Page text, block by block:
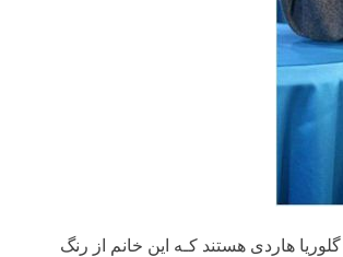
هاردی هستند کـه این خانم از رنگ